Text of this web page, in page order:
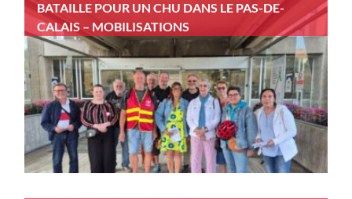
BATAILLE POUR UN CHU DANS LE PAS-DE-
CALAIS – MOBILISATIONS